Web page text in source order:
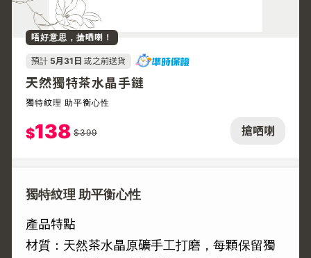
搶哂喇
唔好意思，搶哂喇！
預計 5月31日 或之前送貨
天然獨特茶水晶手鏈
獨特紋理 助平衡心性
$138 $399
獨特紋理 助平衡心性
產品特點
材質：天然茶水晶原礦手工打磨，每顆保留獨